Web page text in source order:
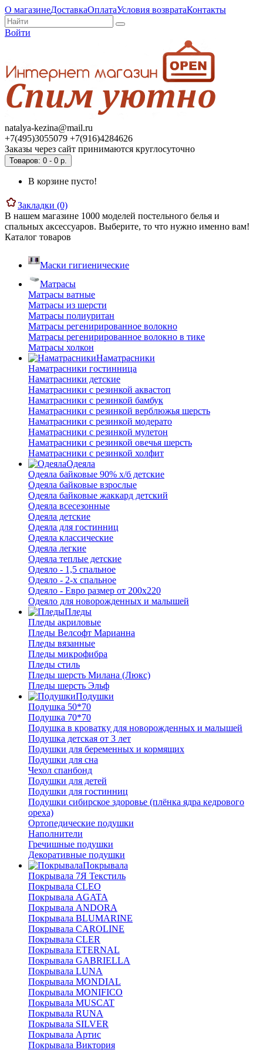
О магазинеДоставкаОплатаУсловия возвратаКонтакты
Войти
natalya-kezina@mail.ru
+7(495)3055079 +7(916)4284626
Заказы через сайт принимаются круглосуточно
Товаров: 0 - 0 р.
В корзине пусто!
Закладки (0)
В нашем магазине 1000 моделей постельного белья и
спальных аксессуаров. Выберите, то что нужно именно вам!
Каталог товаров
Маски гигиенические
Матрасы
Матрасы ватные
Матрасы из шерсти
Матрасы полиуритан
Матрасы регенирированное волокно
Матрасы регенирированное волокно в тике
Матрасы холкон
Наматрасники
Наматрасники гостинница
Наматрасники детские
Наматрасники с резинкой аквастоп
Наматрасники с резинкой бамбук
Наматрасники с резинкой верблюжья шерсть
Наматрасники с резинкой модерато
Наматрасники с резинкой мулетон
Наматрасники с резинкой овечья шерсть
Наматрасники с резинкой холфит
Одеяла
Одеяла байковые 90% х/б детские
Одеяла байковые взрослые
Одеяла байковые жаккард детский
Одеяла всесезонные
Одеяла детские
Одеяла для гостинниц
Одеяла классические
Одеяла легкие
Одеяла теплые детские
Одеяло - 1,5 спальное
Одеяло - 2-х спальное
Одеяло - Евро размер от 200х220
Одеяло для новорожденных и малышей
Пледы
Пледы акриловые
Пледы Велсофт Марианна
Пледы вязанные
Пледы микрофибра
Пледы стиль
Пледы шерсть Милана (Люкс)
Пледы шерсть Эльф
Подушки
Подушка 50*70
Подушка 70*70
Подушка в кроватку для новорожденных и малышей
Подушка детская от 3 лет
Подушки для беременных и кормящих
Подушки для сна
Чехол спанбонд
Подушки для детей
Подушки для гостинниц
Подушки сибирское здоровье (плёнка ядра кедрового
ореха)
Ортопедические подушки
Наполнители
Гречишные подушки
Декоративные подушки
Покрывала
Покрывала 7Я Текстиль
Покрывала CLEO
Покрывала AGATA
Покрывала ANDORA
Покрывала BLUMARINE
Покрывала CAROLINE
Покрывала CLER
Покрывала ETERNAL
Покрывала GABRIELLA
Покрывала LUNA
Покрывала MONDIAL
Покрывала MONIFICO
Покрывала MUSCAT
Покрывала RUNA
Покрывала SILVER
Покрывала Артис
Покрывала Виктория